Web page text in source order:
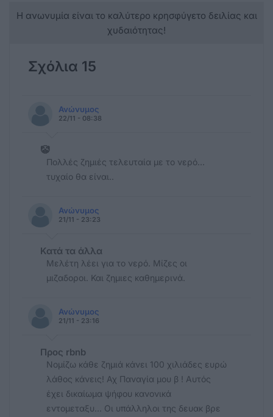
Η ανωνυμία είναι το καλύτερο κρησφύγετο δειλίας και
χυδαιότητας!
Σχόλια 15
Ανώνυμος
22/11 - 08:38
🤡
Πολλές ζημιές τελευταία με το νερό...
τυχαίο θα είναι..
Ανώνυμος
21/11 - 23:23
Κατά τα άλλα
Μελέτη λέει για το νερό. Μίζες οι
μιζαδοροι. Και ζημιες καθημερινά.
Ανώνυμος
21/11 - 23:16
Προς rbnb
Νομίζω κάθε ζημιά κάνει 100 χιλιάδες ευρώ
λάθος κάνεις! Αχ Παναγία μου β ! Αυτός
έχει δικαίωμα ψήφου κανονικά
εντομεταξυ... Οι υπάλληλοι της δευακ βρε